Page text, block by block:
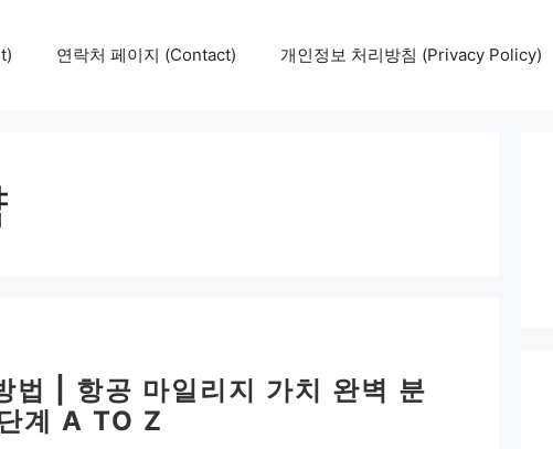
연락처 페이지 (Contact) 개인정보 처리방침 (Privacy Policy)
법 | 항공 마일리지 가치 완벽 분
계 A TO Z